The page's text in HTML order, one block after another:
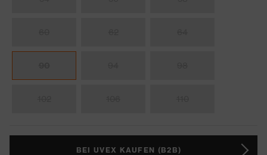
BEI UVEX KAUFEN (B2B)